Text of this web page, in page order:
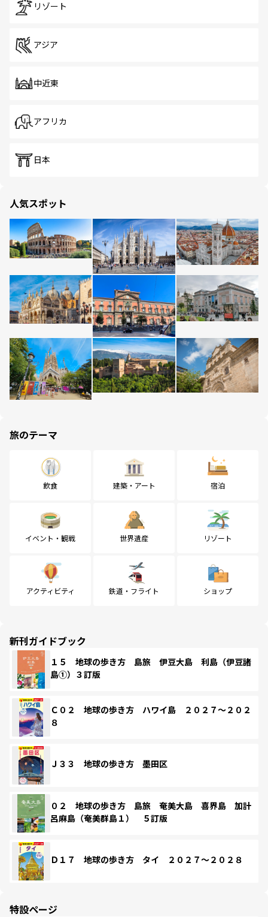
リゾート
アジア
中近東
アフリカ
日本
人気スポット
旅のテーマ
飲食 建築・アート 宿泊
イベント・観戦 世界遺産 リゾート
アクティビティ 鉄道・フライト ショップ
新刊ガイドブック
１５ 地球の歩き方 島旅 伊豆大島 利島（伊豆諸
島①）３訂版
Ｃ０２ 地球の歩き方 ハワイ島 ２０２７～２０２
８
Ｊ３３ 地球の歩き方 墨田区
０２ 地球の歩き方 島旅 奄美大島 喜界島 加計
呂麻島（奄美群島１） ５訂版
Ｄ１７ 地球の歩き方 タイ ２０２７～２０２８
特設ページ